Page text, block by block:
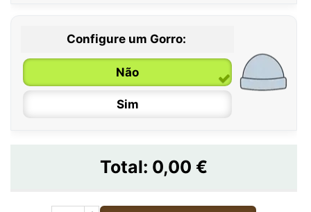
Configure um Gorro:
Não
Sim
Total: 0,00 €